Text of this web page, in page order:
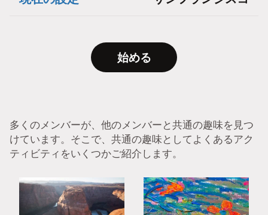
始める
多くのメンバーが、他のメンバーと共通の趣味を見つ
けています。そこで、共通の趣味としてよくあるアク
ティビティをいくつかご紹介します。